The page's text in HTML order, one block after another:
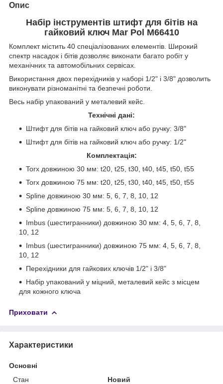
Опис
Набір інструментів штифт для бітів на
гайковий ключ Mar Pol M66410
Комплект містить 40 спеціалізованих елементів. Широкий
спектр насадок і бітів дозволяє виконати багато робіт у
механічних та автомобільних сервісах.
Використання двох перехідників у наборі 1/2" і 3/8" дозволить
виконувати різноманітні та безпечні роботи.
Весь набір упакований у металевий кейс.
Технічні дані:
Штифт для бітів на гайковий ключ або ручку: 3/8"
Штифт для бітів на гайковий ключ або ручку: 1/2"
Комплектація:
Torx довжиною 30 мм: t20, t25, t30, t40, t45, t50, t55
Torx довжиною 75 мм: t20, t25, t30, t40, t45, t50, t55
Spline довжиною 30 мм: 5, 6, 7, 8, 10, 12
Spline довжиною 75 мм: 5, 6, 7, 8, 10, 12
Imbus (шестигранники) довжиною 30 мм: 4, 5, 6, 7, 8,
10, 12
Imbus (шестигранники) довжиною 75 мм: 4, 5, 6, 7, 8,
10, 12
Перехідники для гайкових ключів 1/2" і 3/8"
Набір упакований у міцний, металевий кейс з місцем
для кожного ключа
Приховати
Характеристики
Основні
Стан
Новий